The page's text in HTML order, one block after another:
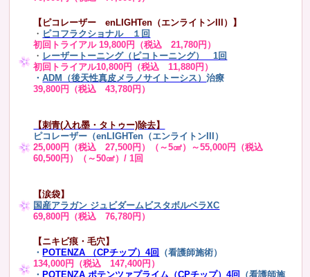
【ピコレーザー enLIGHTen（エンライトンIII）】
・ ピコフラクショナル １回
初回トライアル 19,800円（税込 21,780円）
・ レーザートーニング（ピコトーニング） 1回
初回トライアル10,800円（税込 11,880円）
・ADM（後天性真皮メラノサイトーシス）治療
39,800円（税込 43,780円）
【刺青(入れ墨・タトゥー)除去】
ピコレーザー（enLIGHTen（エンライトンIII）
25,000円（税込 27,500円）（～5㎠）～55,000円（税込
60,500円）（～50㎠）/ 1回
【涙袋】
国産アラガン ジュビダームビスタボルベラXC
69,800円（税込 76,780円）
【ニキビ痕・毛穴】
・POTENZA （CPチップ）4回 （看護師施術）
134,000円（税込 147,400円）
・POTENZA ポテンツァプライム（CPチップ）4回 （看護師施